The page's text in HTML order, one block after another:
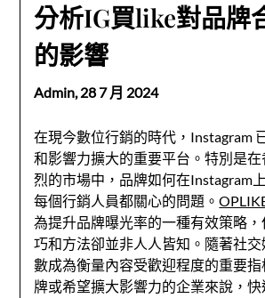
分析IG買like對品牌
的影響
Admin,28 7 月 2024
在現今數位行銷的時代，Instagram
和影響力擴大的重要平台。特別是
烈的市場中，品牌如何在Instagram
每個行銷人員都關心的問題。
為提升品牌曝光率的一種有效策略
巧和方法卻並非人人皆知。隨著社
數成為衡量內容受歡迎程度的重要
牌或希望擴大影響力的企業來說，